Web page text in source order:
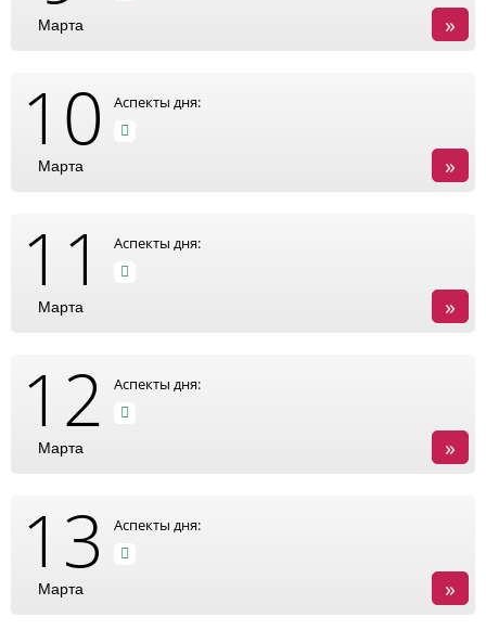
Марта »
10
Марта
Аспекты дня:
»
11
Марта
Аспекты дня:
»
12
Марта
Аспекты дня:
»
13
Марта
Аспекты дня:
»